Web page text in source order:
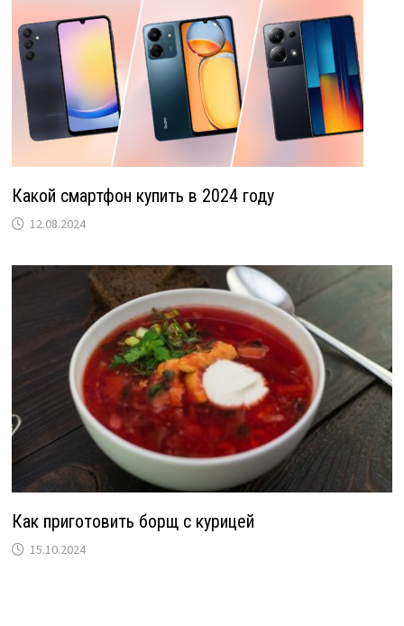
Какой смартфон купить в 2024 году
12.08.2024
Как приготовить борщ с курицей
15.10.2024